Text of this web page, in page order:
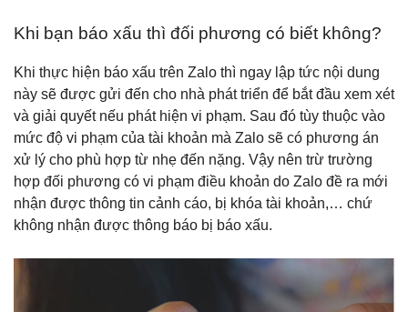
Khi bạn báo xấu thì đối phương có biết không?
Khi thực hiện báo xấu trên Zalo thì ngay lập tức nội dung
này sẽ được gửi đến cho nhà phát triển để bắt đầu xem xét
và giải quyết nếu phát hiện vi phạm. Sau đó tùy thuộc vào
mức độ vi phạm của tài khoản mà Zalo sẽ có phương án
xử lý cho phù hợp từ nhẹ đến nặng. Vậy nên trừ trường
hợp đối phương có vi phạm điều khoản do Zalo đề ra mới
nhận được thông tin cảnh cáo, bị khóa tài khoản,… chứ
không nhận được thông báo bị báo xấu.